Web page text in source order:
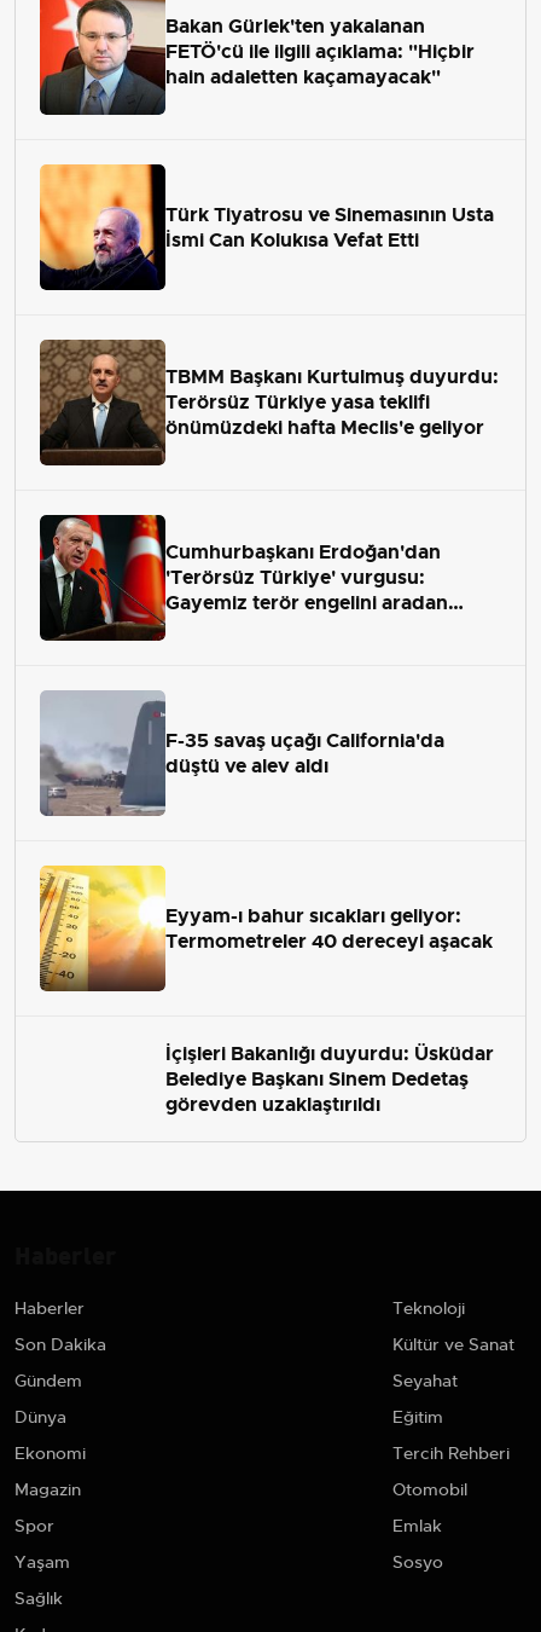
Bakan Gürlek'ten yakalanan
FETÖ'cü ile ilgili açıklama: "Hiçbir
hain adaletten kaçamayacak"
Türk Tiyatrosu ve Sinemasının Usta
İsmi Can Kolukısa Vefat Etti
TBMM Başkanı Kurtulmuş duyurdu:
Terörsüz Türkiye yasa teklifi
önümüzdeki hafta Meclis'e geliyor
Cumhurbaşkanı Erdoğan'dan
'Terörsüz Türkiye' vurgusu:
Gayemiz terör engelini aradan
F-35 savaş uçağı California'da
düştü ve alev aldı
Eyyam-ı bahur sıcakları geliyor:
Termometreler 40 dereceyi aşacak
İçişleri Bakanlığı duyurdu: Üsküdar
Belediye Başkanı Sinem Dedetaş
görevden uzaklaştırıldı
Haberler
Son Dakika
Gündem
Dünya
Ekonomi
Magazin
Spor
Yaşam
Sağlık
Teknoloji
Kültür ve Sanat
Seyahat
Eğitim
Tercih Rehberi
Otomobil
Emlak
Sosyo